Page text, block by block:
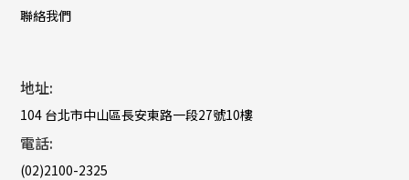
聯絡我們
地址:
104 台北市中山區長安東路一段27號10樓
電話:
(02)2100-2325